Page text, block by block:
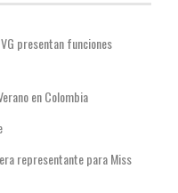
presentan funciones
en Colombia
representante para Miss